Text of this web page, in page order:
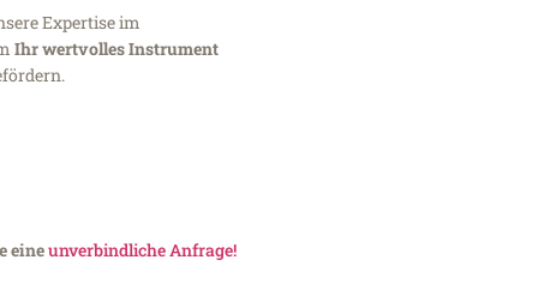
Expertise im
Ihr wertvolles Instrument
eineunverbindliche Anfrage!